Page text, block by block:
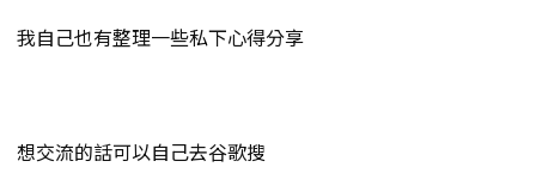
我自己也有整理一些私下心得分享
想交流的話可以自己去谷歌搜